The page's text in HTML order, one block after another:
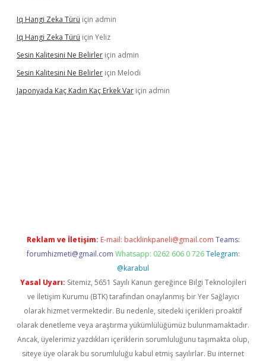
Iq Hangi Zeka Türü için admin
Iq Hangi Zeka Türü için Yeliz
Sesin Kalitesini Ne Belirler için admin
Sesin Kalitesini Ne Belirler için Melodi
Japonyada Kaç Kadın Kaç Erkek Var için admin
Reklam ve İletişim: E-mail: backlinkpaneli@gmail.com Teams:
forumhizmeti@gmail.com Whatsapp: 0262 606 0 726 Telegram:
@karabul
Yasal Uyarı: Sitemiz, 5651 Sayılı Kanun gereğince Bilgi Teknolojileri
ve İletişim Kurumu (BTK) tarafından onaylanmış bir Yer Sağlayıcı
olarak hizmet vermektedir. Bu nedenle, sitedeki içerikleri proaktif
olarak denetleme veya araştırma yükümlülüğümüz bulunmamaktadır.
Ancak, üyelerimiz yazdıkları içeriklerin sorumluluğunu taşımakta olup,
siteye üye olarak bu sorumluluğu kabul etmiş sayılırlar. Bu internet